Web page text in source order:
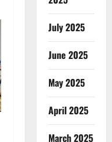
July 2025
June 2025
May 2025
April 2025
March 2025